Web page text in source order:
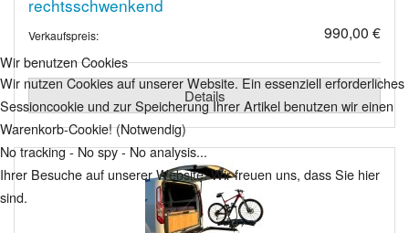
rechtsschwenkend
Verkaufspreis: 990,00 €
Details
Wir benutzen Cookies
Wir nutzen Cookies auf unserer Website. Ein essenziell erforderliches
Sessioncookie und zur Speicherung Ihrer Artikel benutzen wir einen
Warenkorb-Cookie! (Notwendig)
No tracking - No spy - No analysis...
Ihrer Besuche auf unserer Website. Wir freuen uns, dass Sie hier
sind.